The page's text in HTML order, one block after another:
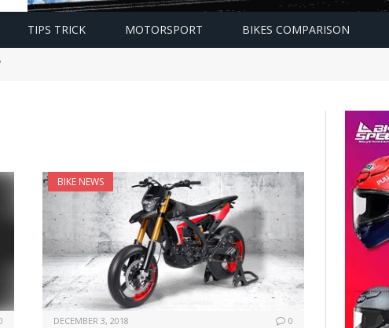
TIPS TRICK MOTORSPORT BIKES COMPARISON
BIKE NEWS
DECEMBER 3, 2018 0